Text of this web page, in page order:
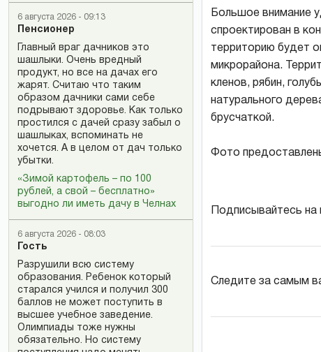
6 августа 2026 - 09:13
Пенсионер
Главный враг дачников это
шашлыки. Очень вредный
продукт, но все на дачах его
жарят. Считаю что таким
образом дачники сами себе
подрывают здоровье. Как только
простился с дачей сразу забыл о
шашлыках, вспоминать не
хочется. А в целом от дач только
убытки.
«Зимой картофель – по 100
рублей, а свой – бесплатно»
выгодно ли иметь дачу в Челнах
6 августа 2026 - 08:03
Гость
Разрушили всю систему
образования. Ребенок который
старался учился и получил 300
баллов не может поступить в
высшее учебное заведение.
Олимпиады тоже нужны
обязательно. Но систему
Большое внимание
спроектирован в
территорию будет
микрорайона.
кленов, рябин,
натурального
брусчаткой.
Фото
Подписывайтесь
Следите за самым